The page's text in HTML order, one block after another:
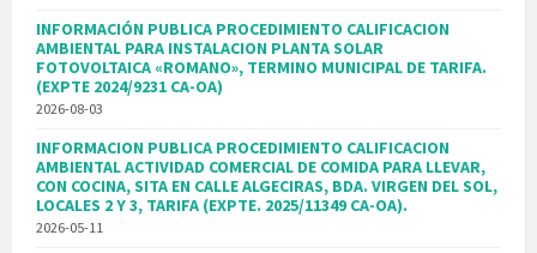
INFORMACIÓN PUBLICA PROCEDIMIENTO CALIFICACION
AMBIENTAL PARA INSTALACION PLANTA SOLAR
FOTOVOLTAICA «ROMANO», TERMINO MUNICIPAL DE TARIFA.
(EXPTE 2024/9231 CA-OA)
2026-08-03
INFORMACION PUBLICA PROCEDIMIENTO CALIFICACION
AMBIENTAL ACTIVIDAD COMERCIAL DE COMIDA PARA LLEVAR,
CON COCINA, SITA EN CALLE ALGECIRAS, BDA. VIRGEN DEL SOL,
LOCALES 2 Y 3, TARIFA (EXPTE. 2025/11349 CA-OA).
2026-05-11